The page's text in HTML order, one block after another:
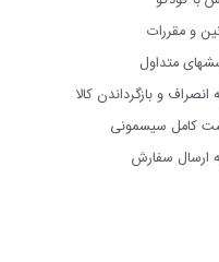
و مقررات
متداول
انصراف و بازگرداندن کالا
کامل سیسمونی
ارسال سفارش